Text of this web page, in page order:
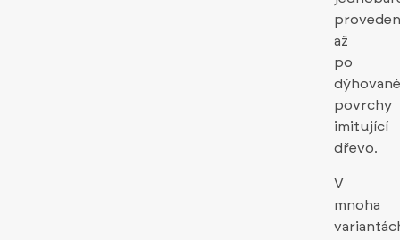
až
po
povrchy
imitující
dřevo.
V
mnoha